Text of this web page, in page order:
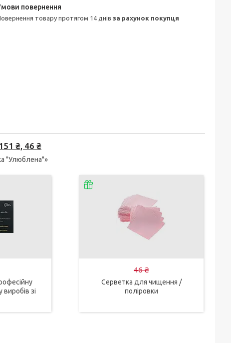
повернення товару протягом 14 днів за рахунок покупця
₴, 46 ₴
"Улюблена"»
виробів зі
46 ₴
Серветка для чищення /
поліровки